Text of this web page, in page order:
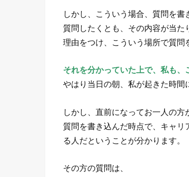
しかし、こういう場合、質問を書
質問したくとも、その内容が当
理由をつけ、こういう場所で質問
それを分かっていた上で、私も、
やはり当日の朝、私が起きた時間
しかし、直前になってお一人の方
質問を書き込んだ時点で、キャ
る人だということが分かります。
その方の質問は、